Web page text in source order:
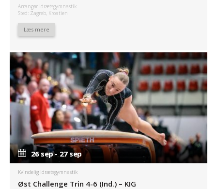
Arrangør Idrætsgymnastik
Sted: Zagreb, Kroatien
Læs mere
26 sep - 27 sep
26 sep - 27 sep
Kvindelig Idrætsgymnastik
Øst Challenge Trin 4-6 (Ind.) – KIG